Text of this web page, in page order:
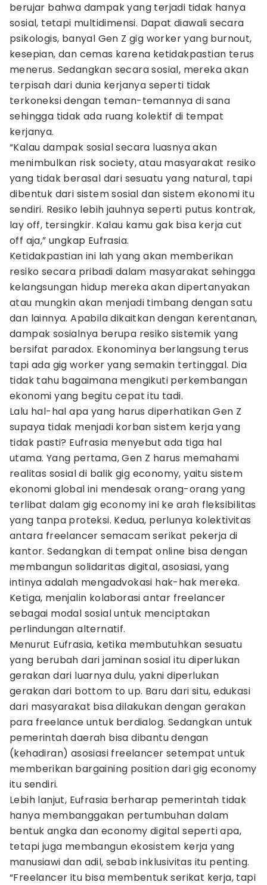
berujar bahwa dampak yang terjadi tidak hanya
sosial, tetapi multidimensi. Dapat diawali secara
psikologis, banyal Gen Z gig worker yang burnout,
kesepian, dan cemas karena ketidakpastian terus
menerus. Sedangkan secara sosial, mereka akan
terpisah dari dunia kerjanya seperti tidak
terkoneksi dengan teman-temannya di sana
sehingga tidak ada ruang kolektif di tempat
kerjanya.
“Kalau dampak sosial secara luasnya akan
menimbulkan risk society, atau masyarakat resiko
yang tidak berasal dari sesuatu yang natural, tapi
dibentuk dari sistem sosial dan sistem ekonomi itu
sendiri. Resiko lebih jauhnya seperti putus kontrak,
lay off, tersingkir. Kalau kamu gak bisa kerja cut
off aja,” ungkap Eufrasia.
Ketidakpastian ini lah yang akan memberikan
resiko secara pribadi dalam masyarakat sehingga
kelangsungan hidup mereka akan dipertanyakan
atau mungkin akan menjadi timbang dengan satu
dan lainnya. Apabila dikaitkan dengan kerentanan,
dampak sosialnya berupa resiko sistemik yang
bersifat paradox. Ekonominya berlangsung terus
tapi ada gig worker yang semakin tertinggal. Dia
tidak tahu bagaimana mengikuti perkembangan
ekonomi yang begitu cepat itu tadi.
Lalu hal-hal apa yang harus diperhatikan Gen Z
supaya tidak menjadi korban sistem kerja yang
tidak pasti? Eufrasia menyebut ada tiga hal
utama. Yang pertama, Gen Z harus memahami
realitas sosial di balik gig economy, yaitu sistem
ekonomi global ini mendesak orang-orang yang
terlibat dalam gig economy ini ke arah fleksibilitas
yang tanpa proteksi. Kedua, perlunya kolektivitas
antara freelancer semacam serikat pekerja di
kantor. Sedangkan di tempat online bisa dengan
membangun solidaritas digital, asosiasi, yang
intinya adalah mengadvokasi hak-hak mereka.
Ketiga, menjalin kolaborasi antar freelancer
sebagai modal sosial untuk menciptakan
perlindungan alternatif.
Menurut Eufrasia, ketika membutuhkan sesuatu
yang berubah dari jaminan sosial itu diperlukan
gerakan dari luarnya dulu, yakni diperlukan
gerakan dari bottom to up. Baru dari situ, edukasi
dari masyarakat bisa dilakukan dengan gerakan
para freelance untuk berdialog. Sedangkan untuk
pemerintah daerah bisa dibantu dengan
(kehadiran) asosiasi freelancer setempat untuk
memberikan bargaining position dari gig economy
itu sendiri.
Lebih lanjut, Eufrasia berharap pemerintah tidak
hanya membanggakan pertumbuhan dalam
bentuk angka dan economy digital seperti apa,
tetapi juga membangun ekosistem kerja yang
manusiawi dan adil, sebab inklusivitas itu penting.
“Freelancer itu bisa membentuk serikat kerja, tapi